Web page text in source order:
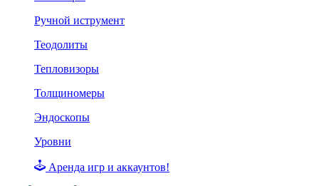
Ручной иструмент
Теодолиты
Тепловизоры
Толщиномеры
Эндоскопы
Уровни
Аренда игр и аккаунтов!